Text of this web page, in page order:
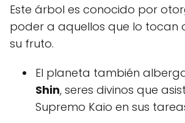
Este árbol es conocido por
poder a aquellos que lo tocan
su fruto.
El planeta también
Shin, seres divinos que
Supremo Kaio en sus